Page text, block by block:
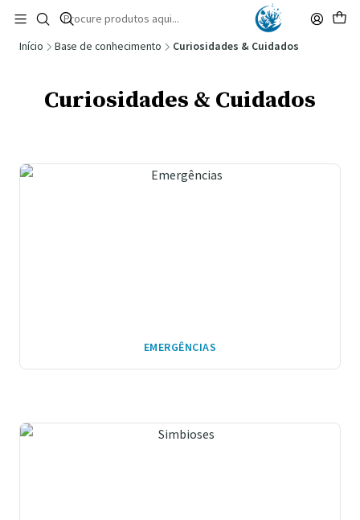
🚚 Portugal Continental: Portes Grátis desde 149,90€ (Envio extresso: 14,90€)
Ler mais
Início Base de conhecimento Curiosidades & Cuidados
Curiosidades & Cuidados
EMERGÊNCIAS